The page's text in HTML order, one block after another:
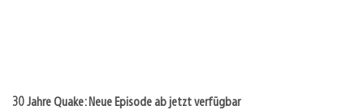
30 Jahre Quake: Neue Episode ab jetzt verfügbar